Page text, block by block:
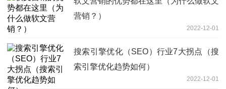
营销？）
2022-12-01
搜索引擎优化（SEO）行业7大拐点（搜
索引擎优化趋势如何）
2022-12-01